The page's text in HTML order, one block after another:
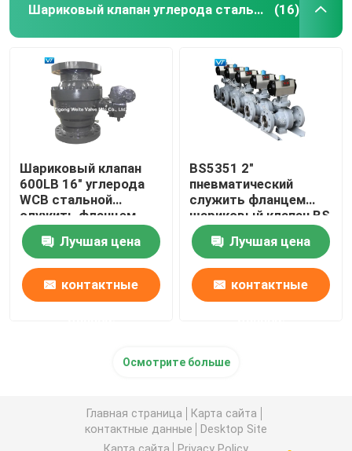
Шариковый клапан углерода стальной служить фланцем (16)
Шариковый клапан
600LB 16" углерода
WCB стальной
служить фланцем
шариковые клапаны
большого диаметра
Лучшая цена
контактные
BS5351 2"
пневматический
служить фланцем
шариковый клапан BS
5351 класса 600
шарикового клапана с
распределительной
коробкой предела
Лучшая цена
контактные
Осмотрите больше
Главная страница
Карта сайта
контактные данные
Desktop Site
Карта сайта
Privacy Policy